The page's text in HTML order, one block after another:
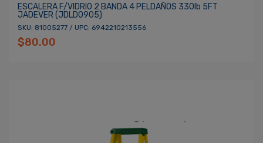
ESCALERA F/VIDRIO 2 BANDA 4 PELDAÑOS 330lb 5FT
JADEVER (JDLD0905)
SKU: 81005277 / UPC: 6942210213556
$80.00